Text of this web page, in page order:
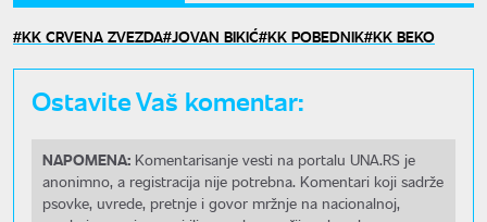
KK CRVENA ZVEZDA JOVAN BIKIĆ KK POBEDNIK KK BEKO
Ostavite Vaš komentar:
NAPOMENA: Komentarisanje vesti na portalu UNA.RS je
anonimno, a registracija nije potrebna. Komentari koji sadrže
psovke, uvrede, pretnje i govor mržnje na nacionalnoj,